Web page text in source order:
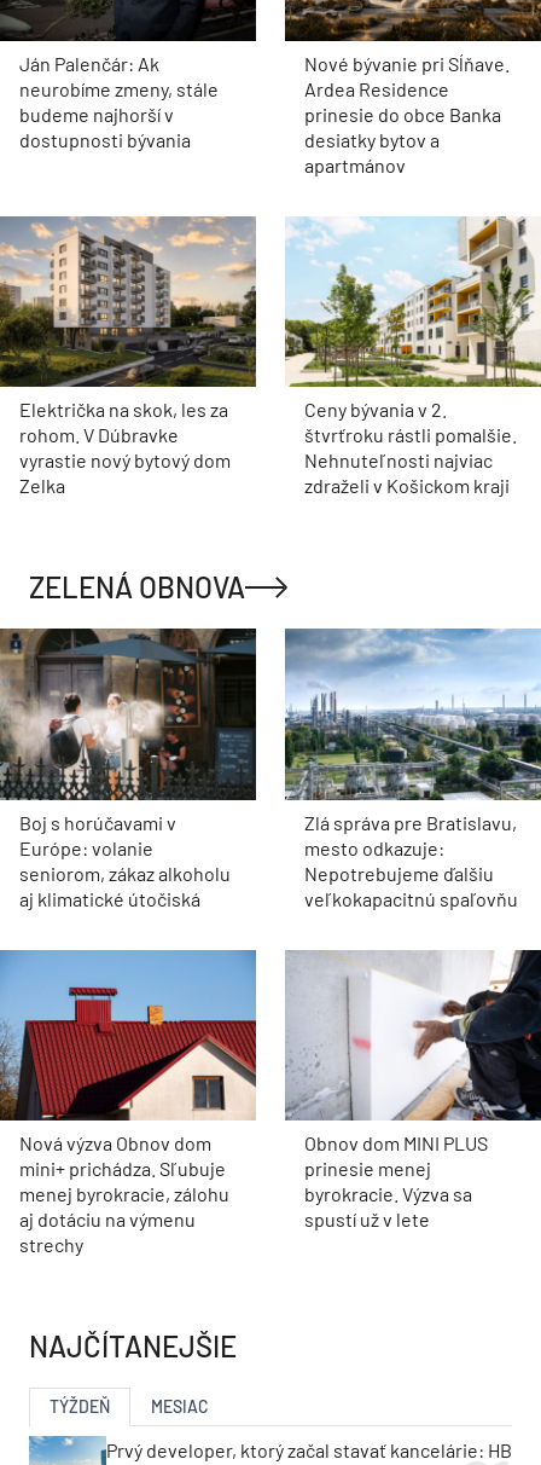
Ján Palenčár: Ak
neurobíme zmeny, stále
budeme najhorší v
dostupnosti bývania
Nové bývanie pri Sĺňave.
Ardea Residence
prinesie do obce Banka
desiatky bytov a
apartmánov
Električka na skok, les za
rohom. V Dúbravke
vyrastie nový bytový dom
Zelka
Ceny bývania v 2.
štvrťroku rástli pomalšie.
Nehnuteľnosti najviac
zdraželi v Košickom kraji
ZELENÁ OBNOVA
Boj s horúčavami v
Európe: volanie
seniorom, zákaz alkoholu
aj klimatické útočiská
Zlá správa pre Bratislavu,
mesto odkazuje:
Nepotrebujeme ďalšiu
veľkokapacitnú spaľovňu
Nová výzva Obnov dom
mini+ prichádza. Sľubuje
menej byrokracie, zálohu
aj dotáciu na výmenu
strechy
Obnov dom MINI PLUS
prinesie menej
byrokracie. Výzva sa
spustí už v lete
NAJČÍTANEJŠIE
TÝŽDEŇ MESIAC
Prvý developer, ktorý začal stavať kancelárie: HB